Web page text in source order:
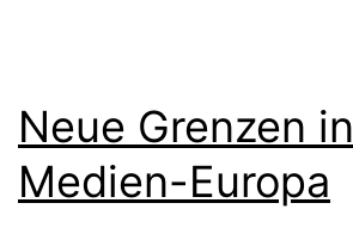
Neue Grenzen in
Medien-Europa